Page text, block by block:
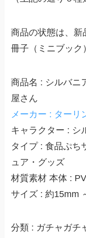
商品の状態は、新
冊子（ミニブック
商品名 : シルバニ
屋さん
メーカー : ターリ
キャラクター : シ
タイプ : 食品ぷち
ュア・グッズ
材質素材 本体 :
サイズ : 約15mm
分類 : ガチャガチ